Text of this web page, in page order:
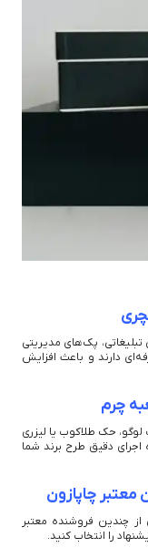
پک‌های مدیریتی
دارند و باعث افزایش
چرم
لوگو، حک طلاکوب یا لیزری
دقیق طرح برند شما
معتبر چاپازون
چندین فروشنده معتبر
را انتخاب کنید.